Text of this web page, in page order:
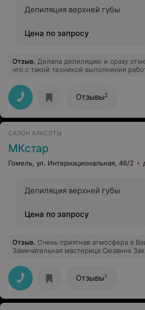
Депиляция верхней губы
Цена по запросу
Отзыв. Делала депиляцию и сразу
что с такой техникой выполнения
как все было сделано быстро и
как клиенту, что ты пришел к мастеру,
необходимое под рукой, а не так, как
салонах, где мастер по депиляции
договоренности. Я рекомендую.
Отзывы2
САЛОН КРАСОТЫ
МКстар
Гомель, ул. Интернациональная, 46/2
Депиляция верхней губы
Цена по запросу
Отзыв. Очень приятная атмосфера в
Замечательная мастерица Сюзанна
Гомеле нашла того человека,который
понимает, как выполнить
остался доволен!
Отзывы1